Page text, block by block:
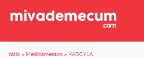
Inicio » Medicamentos » KADCYLA